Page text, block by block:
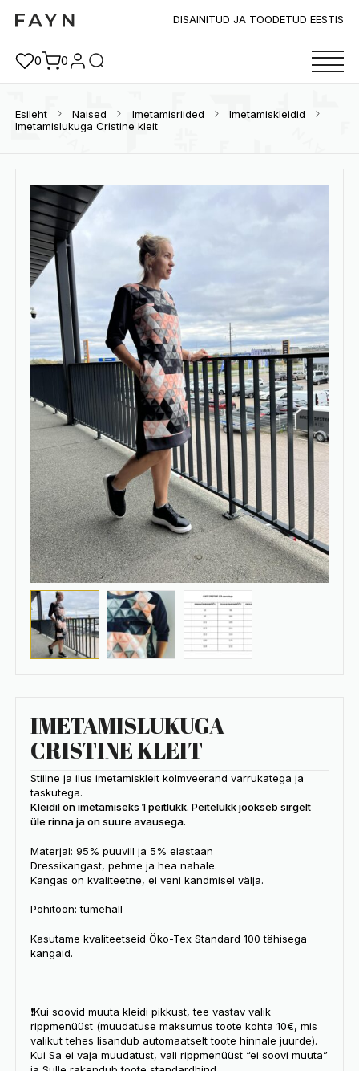
DISAINITUD JA TOODETUD EESTIS
0 0
Esileht Naised Imetamisriided
Imetamiskleidid
Imetamislukuga Cristine kleit
IMETAMISLUKUGA
CRISTINE KLEIT
Stiilne ja ilus imetamiskleit kolmveerand varrukatega ja
taskutega.
Kleidil on imetamiseks 1 peitlukk. Peitelukk jookseb sirgelt
üle rinna ja on suure avausega.
Materjal: 95% puuvill ja 5% elastaan
Dressikangast, pehme ja hea nahale.
Kangas on kvaliteetne, ei veni kandmisel välja.
Põhitoon: tumehall
Kasutame kvaliteetseid Öko-Tex Standard 100 tähisega
kangaid.
❗️Kui soovid muuta kleidi pikkust, tee vastav valik
rippmenüüst (muudatuse maksumus toote kohta 10€, mis
valikut tehes lisandub automaatselt toote hinnale juurde).
Kui Sa ei vaja muudatust, vali rippmenüüst “ei soovi muuta”